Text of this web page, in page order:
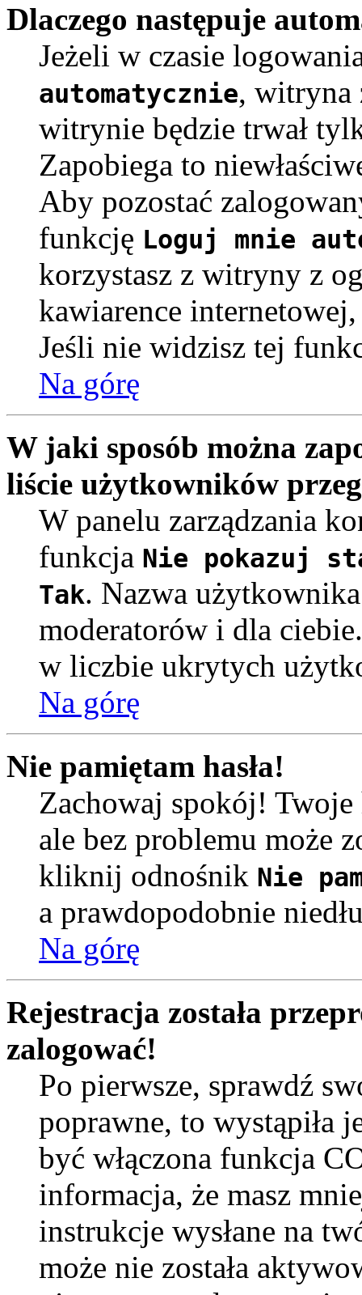
Dlaczego następuje
Jeżeli w czasie
automatycznie, witryna
witrynie będzie trwał
Zapobiega to
Aby pozostać
funkcję Loguj mnie
korzystasz z witryny z
kawiarence
Jeśli nie widzisz tej
Na górę
W jaki sposób można
liście użytkowników
W panelu zarządzania
funkcja Nie pokazuj
Tak. Nazwa
moderatorów i dla
w liczbie ukrytych
Na górę
Nie pamiętam hasła!
Zachowaj spokój! Twoje
ale bez problemu może
kliknij odnośnik Nie
a prawdopodobnie
Na górę
Rejestracja została
zalogować!
Po pierwsze, sprawdź
poprawne, to wystąpiła
być włączona funkcja
informacja, że masz
instrukcje wysłane na
może nie została